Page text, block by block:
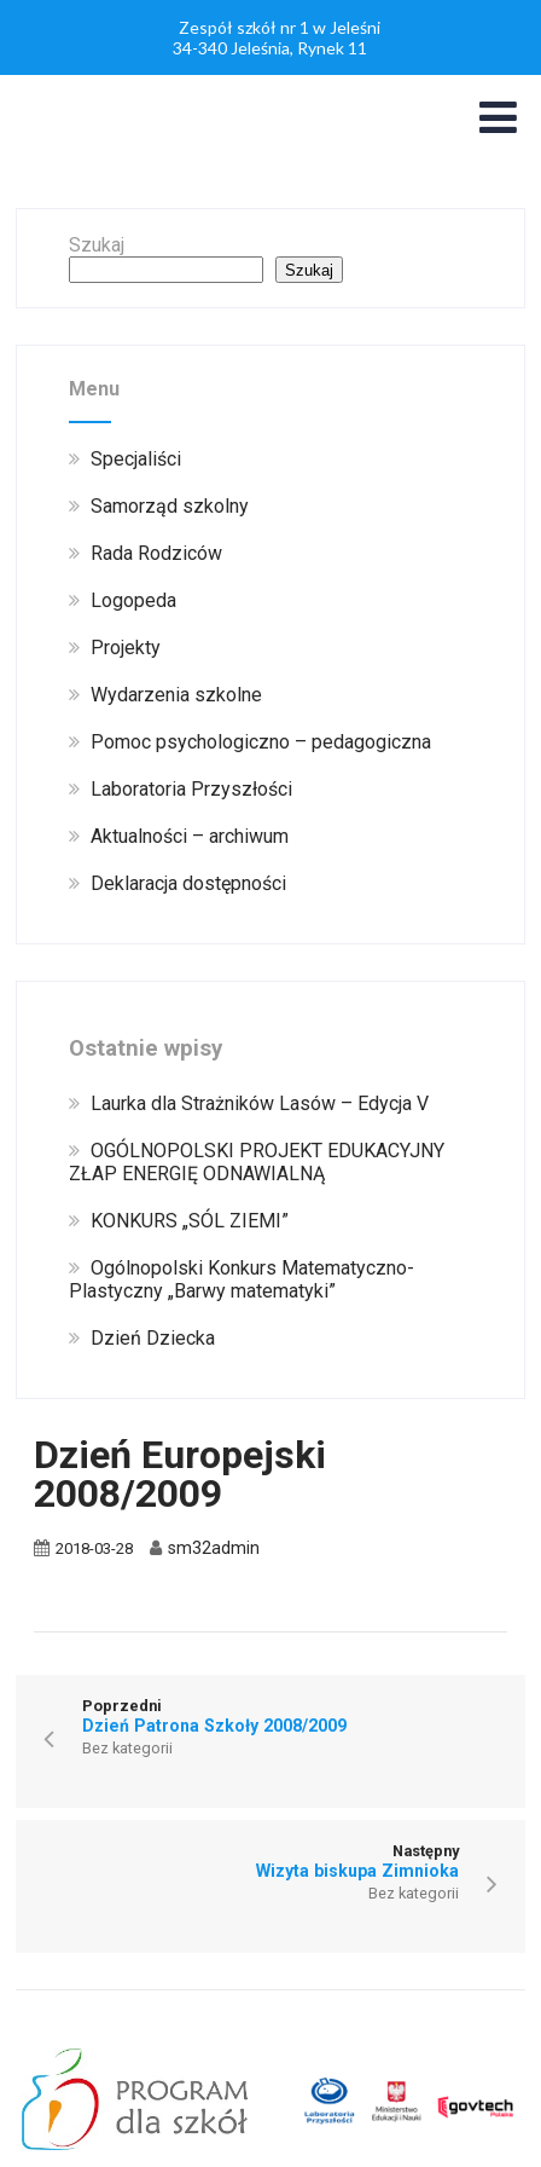
Zespół szkół nr 1 w Jeleśni
34-340 Jeleśnia, Rynek 11
Szukaj
Szukaj
Menu
Specjaliści
Samorząd szkolny
Rada Rodziców
Logopeda
Projekty
Wydarzenia szkolne
Pomoc psychologiczno – pedagogiczna
Laboratoria Przyszłości
Aktualności – archiwum
Deklaracja dostępności
Ostatnie wpisy
Laurka dla Strażników Lasów – Edycja V
OGÓLNOPOLSKI PROJEKT EDUKACYJNY
ZŁAP ENERGIĘ ODNAWIALNĄ
KONKURS „SÓL ZIEMI”
Ogólnopolski Konkurs Matematyczno-
Plastyczny „Barwy matematyki”
Dzień Dziecka
Dzień Europejski
2008/2009
2018-03-28 sm32admin
Poprzedni
Dzień Patrona Szkoły 2008/2009
Bez kategorii
Następny
Wizyta biskupa Zimnioka
Bez kategorii